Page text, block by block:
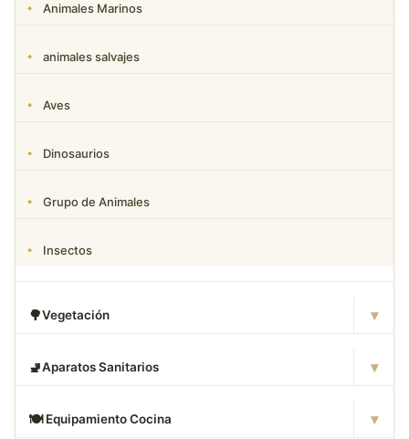
Animales Marinos
animales salvajes
Aves
Dinosaurios
Grupo de Animales
Insectos
🌳Vegetación ▾
🚽Aparatos Sanitarios ▾
🍽️ Equipamiento Cocina ▾